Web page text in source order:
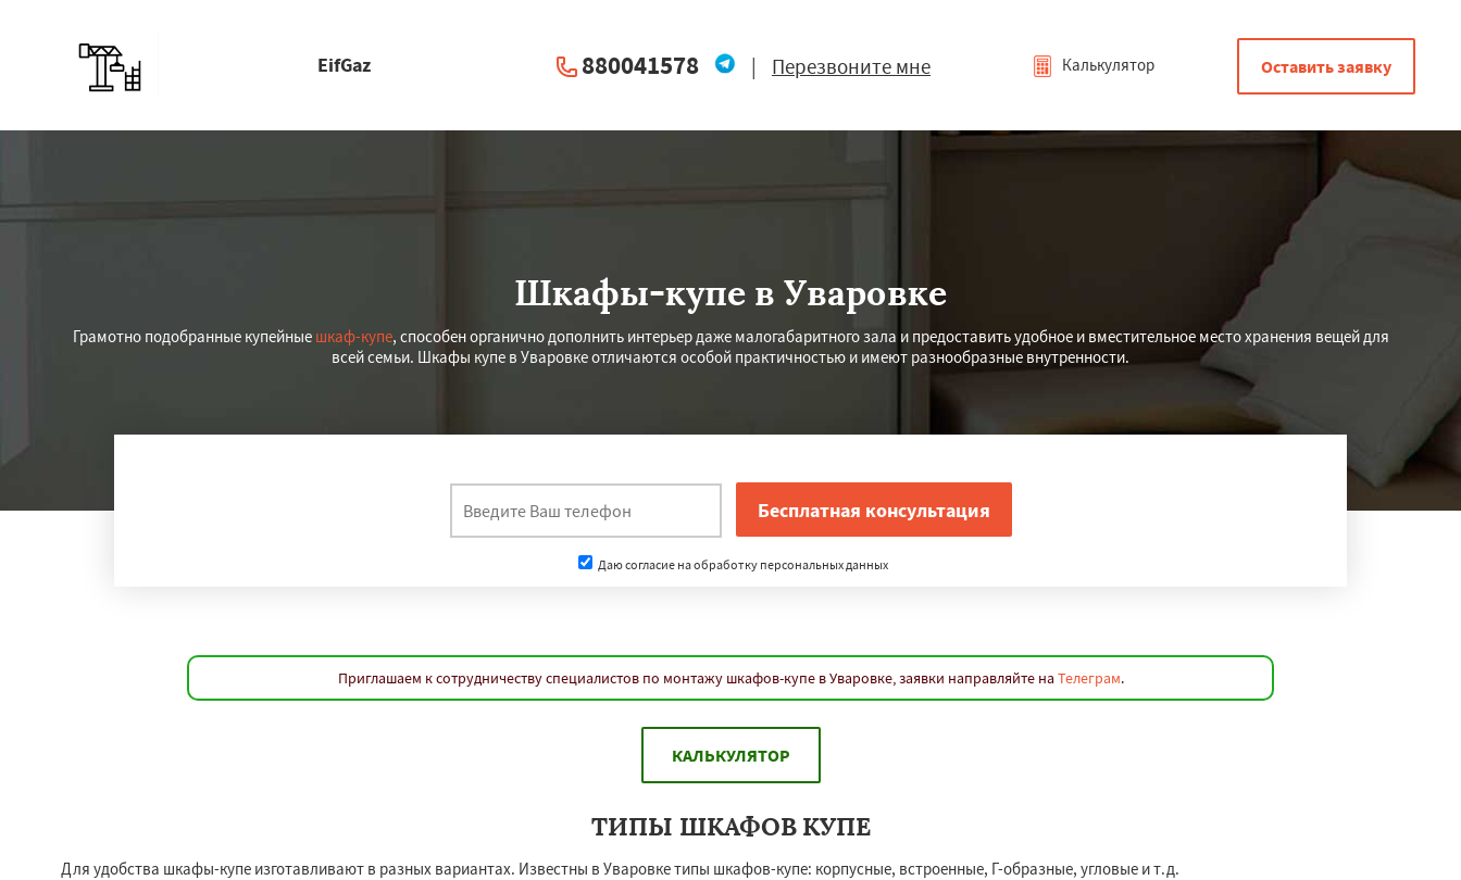
EifGaz 880041578 | Перезвоните мне Калькулятор Оставить заявку
Шкафы-купе в Уваровке
Грамотно подобранные купейные шкаф-купе, способен органично дополнить интерьер даже малогабаритного зала и предоставить удобное и вместительное место хранения вещей для
всей семьи. Шкафы купе в Уваровке отличаются особой практичностью и имеют разнообразные внутренности.
Даю согласие на обработку персональных данных
Приглашаем к сотрудничеству специалистов по монтажу шкафов-купе в Уваровке, заявки направляйте на Телеграм.
КАЛЬКУЛЯТОР
ТИПЫ ШКАФОВ КУПЕ
Для удобства шкафы-купе изготавливают в разных вариантах. Известны в Уваровке типы шкафов-купе: корпусные, встроенные, Г-образные, угловые и т.д.